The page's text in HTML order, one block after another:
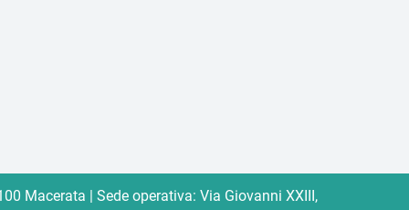
Macerata | Sede operativa: Via Giovanni XXIII,